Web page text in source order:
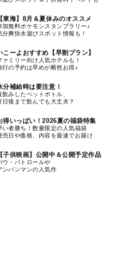
【東海】8月＆夏休みのオススメ
加無料ポケモンスタンプラリー♪
分爽快水遊びスポット情報も！
こーよおすすめ【早割プラン】
ァミリー向け人気ホテルも！
行の予約は早めが断然お得♪
分補給時は要注意！
飲みしたペットボトル、
日後まで飲んでも大丈夫？
得いっぱい！2026夏の福袋特集
い者勝ち！数量限定の人気福袋
売日や価格、内容を最速でお届け
【子供映画】公開中＆公開予定作品
ウ・パトロールや
ンパンマンの人気作